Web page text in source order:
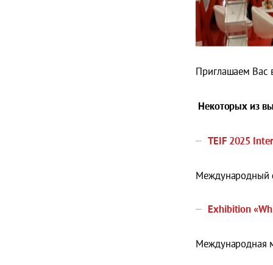
Приглашаем Вас
Некоторых из
TEIF 2025
Международный
Exhibition
Международная